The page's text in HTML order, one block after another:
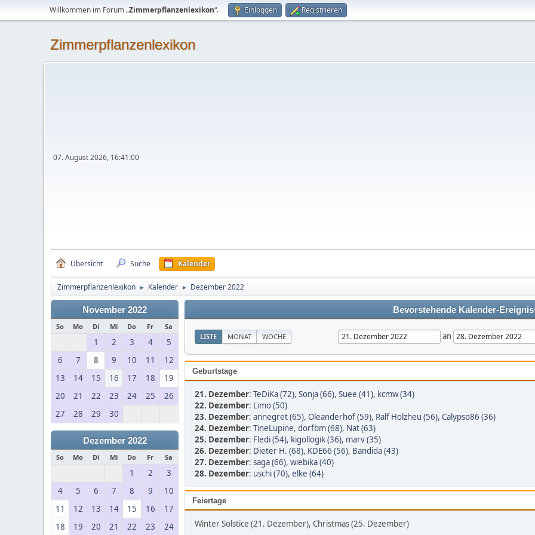
Willkommen im Forum „Zimmerpflanzenlexikon“. Einloggen Registrieren
Zimmerpflanzenlexikon
07. August 2026, 16:41:00
Übersicht Suche Kalender
Zimmerpflanzenlexikon ► Kalender ► Dezember 2022
November 2022
So Mo Di Mi Do Fr Sa
1 2 3 4
5
6
7 8 9 10 11
12
13
14 15 16 17 18
19
20
21 22 23 24 25
26
27
28 29 30
Dezember 2022
So Mo Di Mi Do Fr Sa
1 2
3
4
5 6 7 8 9
10
11
12 13 14 15 16
17
18
19 20 21 22 23 24
Bevorstehende Kalender-
LISTE MONAT WOCHE an
Geburtstage
21. Dezember: TeDiKa (72), Sonja (66), Suee (41), kcmw (34)
22. Dezember: Limo (50)
23. Dezember: annegret (65), Oleanderhof (59), Ralf Holzheu (56), Calypso86 (36)
24. Dezember: TineLupine, dorfbm (68), Nat (63)
25. Dezember: Fledi (54), kigollogik (36), marv (35)
26. Dezember: Dieter H. (68), KDE66 (56), Bandida (43)
27. Dezember: saga (66), wiebika (40)
28. Dezember: uschi (70), elke (64)
Feiertage
Winter Solstice (21. Dezember), Christmas (25. Dezember)